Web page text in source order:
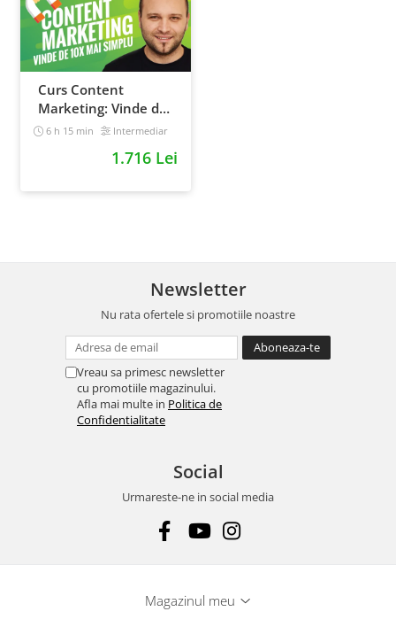
Curs Content
Marketing: Vinde de
10x mai simplu
6 h 15 min Intermediar
1.716 Lei
Newsletter
Nu rata ofertele si promotiile noastre
Vreau sa primesc newsletter
cu promotiile magazinului.
Afla mai multe in Politica de
Confidentialitate
Social
Urmareste-ne in social media
Magazinul meu